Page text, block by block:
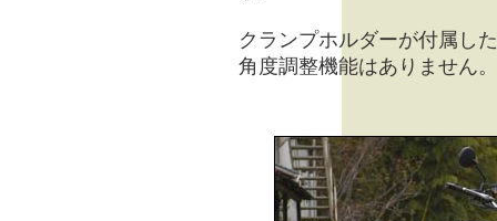
クランプホルダーが付属し
角度調整機能はありません。